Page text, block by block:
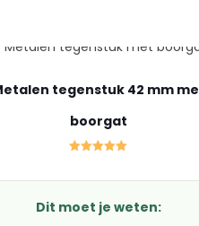
tegenstuk 42 mm
boorgat
uit 5
Dit moet je weten: